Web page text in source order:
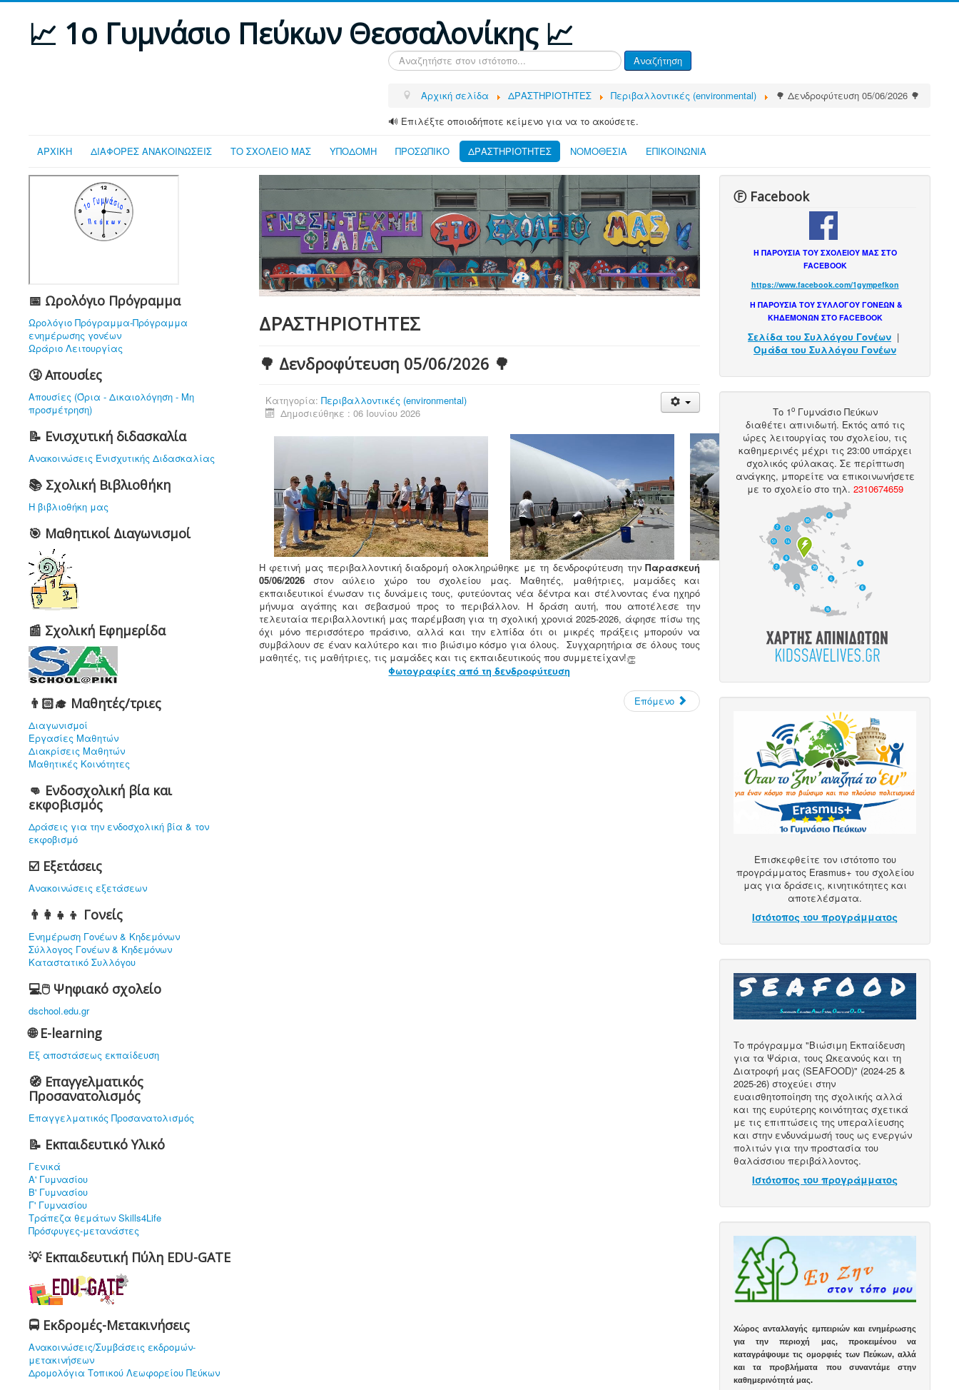
📈 1ο Γυμνάσιο Πεύκων Θεσσαλονίκης 📈
Αναζήτηση... Αναζήτηση
Αρχική σελίδα ΔΡΑΣΤΗΡΙΟΤΗΤΕΣ Περιβαλλοντικές (environmental)
🌳 Δενδροφύτευση 05/06/2026 🌳
🔊 Επιλέξτε οποιοδήποτε κείμενο για να το ακούσετε.
ΑΡΧΙΚΗ ΔΙΑΦΟΡΕΣ ΑΝΑΚΟΙΝΩΣΕΙΣ ΤΟ ΣΧΟΛΕΙΟ ΜΑΣ ΥΠΟΔΟΜΗ ΠΡΟΣΩΠΙΚΟ ΔΡΑΣΤΗΡΙΟΤΗΤΕΣ ΝΟΜΟΘΕΣΙΑ ΕΠΙΚΟΙΝΩΝΙΑ
📅 Ωρολόγιο Πρόγραμμα
Ωρολόγιο Πρόγραμμα-Πρόγραμμα
ενημέρωσης γονέων
Ωράριο Λειτουργίας
🤧 Απουσίες
Απουσίες (Όρια - Δικαιολόγηση - Μη
προσμέτρηση)
📝 Ενισχυτική διδασκαλία
Ανακοινώσεις Ενισχυτικής Διδασκαλίας
📚 Σχολική Βιβλιοθήκη
Η βιβλιοθήκη μας
🎯 Μαθητικοί Διαγωνισμοί
📰 Σχολική Εφημερίδα
👨🏻‍🎓 Μαθητές/τριες
Διαγωνισμοί
Εργασίες Μαθητών
Διακρίσεις Μαθητών
Μαθητικές Κοινότητες
👊 Ενδοσχολική βία και
εκφοβισμός
Δράσεις για την ενδοσχολική βία & τον
εκφοβισμό
☑️ Εξετάσεις
Ανακοινώσεις εξετάσεων
👨‍👩‍👧‍👦 Γονείς
Ενημέρωση Γονέων & Κηδεμόνων
Σύλλογος Γονέων & Κηδεμόνων
Καταστατικό Συλλόγου
💻🖱️ Ψηφιακό σχολείο
dschool.edu.gr
🌐 E-learning
Εξ αποστάσεως εκπαίδευση
🧭 Επαγγελματικός
Προσανατολισμός
Επαγγελματικός Προσανατολισμός
📝 Εκπαιδευτικό Υλικό
Γενικά
Α' Γυμνασίου
Β' Γυμνασίου
Γ' Γυμνασίου
Τράπεζα θεμάτων Skills4Life
Πρόσφυγες-μετανάστες
💡 Εκπαιδευτική Πύλη EDU-GATE
🚍 Εκδρομές-Μετακινήσεις
Ανακοινώσεις/Συμβάσεις εκδρομών-
μετακινήσεων
Δρομολόγια Τοπικού Λεωφορείου Πεύκων
ΔΡΑΣΤΗΡΙΟΤΗΤΕΣ
🌳 Δενδροφύτευση 05/06/2026 🌳
Κατηγορία: Περιβαλλοντικές (environmental)
Δημοσιεύθηκε : 06 Ιουνίου 2026
Η φετινή μας περιβαλλοντική διαδρομή ολοκληρώθηκε με τη δενδροφύτευση τηνΠαρασκευή
05/06/2026στον αύλειο χώρο του σχολείου μας. Μαθητές, μαθήτριες, μαμάδες και
εκπαιδευτικοί ένωσαν τις δυνάμεις τους, φυτεύοντας νέα δέντρα και στέλνοντας ένα ηχηρό
μήνυμα αγάπης και σεβασμού προς το περιβάλλον. Η δράση αυτή, που αποτέλεσε την
τελευταία περιβαλλοντική μας παρέμβαση για τη σχολική χρονιά 2025-2026, άφησε πίσω της
όχι μόνο περισσότερο πράσινο, αλλά και την ελπίδα ότι οι μικρές πράξεις μπορούν να
συμβάλουν σε έναν καλύτερο και πιο βιώσιμο κόσμο για όλους. Συγχαρητήρια σε όλους τους
μαθητές, τις μαθήτριες, τις μαμάδες και τις εκπαιδευτικούς που συμμετείχαν!
Φωτογραφίες από τη δενδροφύτευση
Επόμενο
Ⓕ Facebook
Η ΠΑΡΟΥΣΙΑ ΤΟΥ ΣΧΟΛΕΙΟΥ ΜΑΣ ΣΤΟ
FACEBOOK
https://www.facebook.com/1gympefkon
Η ΠΑΡΟΥΣΙΑ ΤΟΥ ΣΥΛΛΟΓΟΥ ΓΟΝΕΩΝ &
ΚΗΔΕΜΟΝΩΝ ΣΤΟ FACEBOOK
Σελίδα του Συλλόγου Γονέων |
Ομάδα του Συλλόγου Γονέων
Το 1οΓυμνάσιο Πεύκων
διαθέτει απινιδωτή. Εκτός από τις
ώρες λειτουργίας του σχολείου, τις
καθημερινές μέχρι τις 23:00 υπάρχει
σχολικός φύλακας. Σε περίπτωση
ανάγκης, μπορείτε να επικοινωνήσετε
με το σχολείο στο τηλ. 2310674659
Επισκεφθείτε τον ιστότοπο του
προγράμματος Erasmus+ του σχολείου
μας για δράσεις, κινητικότητες και
αποτελέσματα.
Ιστότοπος του προγράμματος
Το πρόγραμμα "Βιώσιμη Εκπαίδευση
για τα Ψάρια, τους Ωκεανούς και τη
Διατροφή μας (SEAFOOD)" (2024-25 &
2025-26) στοχεύει στην
ευαισθητοποίηση της σχολικής αλλά
και της ευρύτερης κοινότητας σχετικά
με τις επιπτώσεις της υπεραλίευσης
και στην ενδυνάμωσή τους ως ενεργών
πολιτών για την προστασία του
θαλάσσιου περιβάλλοντος.
Ιστότοπος του προγράμματος
Χώρος ανταλλαγής εμπειριών και ενημέρωσης
για την περιοχή μας, προκειμένου να
καταγράψουμε τις ομορφιές των Πεύκων, αλλά
και τα προβλήματα που συναντάμε στην
καθημερινότητά μας.